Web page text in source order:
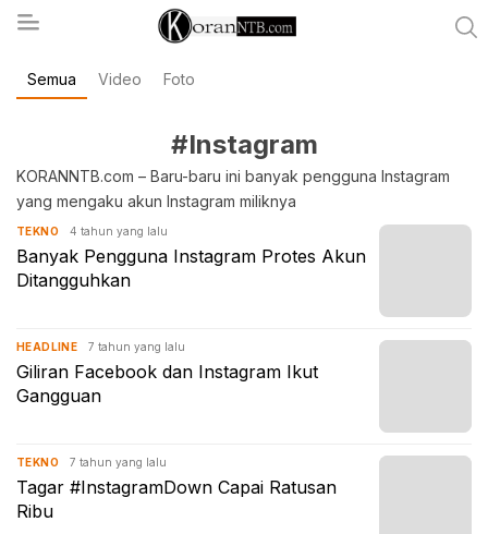
koranntb.com
Semua Video Foto
#Instagram
KORANNTB.com – Baru-baru ini banyak pengguna Instagram
yang mengaku akun Instagram miliknya
TEKNO 4 tahun yang lalu
Banyak Pengguna Instagram Protes Akun
Ditangguhkan
HEADLINE 7 tahun yang lalu
Giliran Facebook dan Instagram Ikut
Gangguan
TEKNO 7 tahun yang lalu
Tagar #InstagramDown Capai Ratusan
Ribu